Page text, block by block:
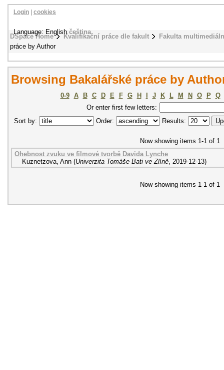
DSpace Home Kvalifikační práce dle fakult
Fakulta
práce by Author
Login cookies
Language: Englishčeština
Browsing Bakalářské práce by
0-9 A B C D E F G H J K L M N O P
Q
Or enter first few letters:
Sort by:
Order: Results:
Now showing items 1-1 of 1
Ohebnost zvuku ve filmové tvorbě Davida Lynche
Kuznetzova, Ann (Univerzita Tomáše Bati ve Zlíně, 2019-12-13)
Now showing items 1-1 of 1